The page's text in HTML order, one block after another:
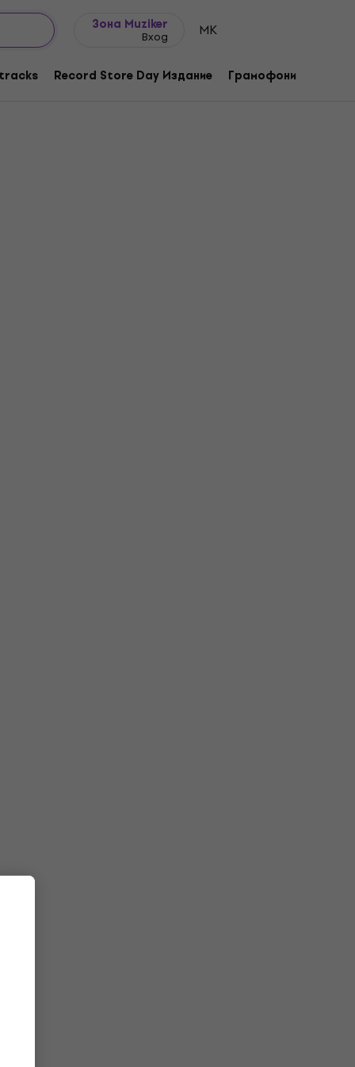
Зона Muziker
Вход MK
Record Store Day Издание Грамофони